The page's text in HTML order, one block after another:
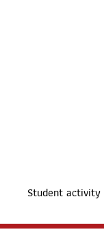
Student activity